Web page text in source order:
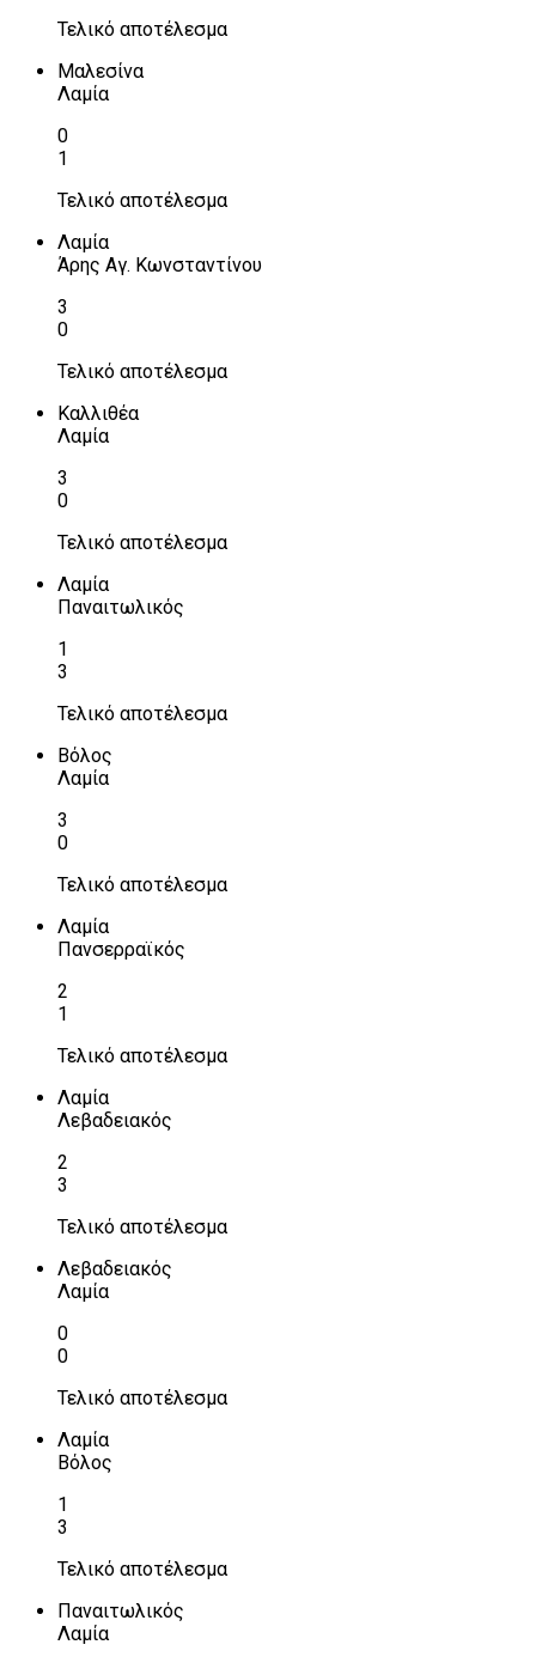
Τελικό αποτέλεσμα
Μαλεσίνα
Λαμία
0
1
Τελικό αποτέλεσμα
Λαμία
Άρης Αγ. Κωνσταντίνου
3
0
Τελικό αποτέλεσμα
Καλλιθέα
Λαμία
3
0
Τελικό αποτέλεσμα
Λαμία
Παναιτωλικός
1
3
Τελικό αποτέλεσμα
Βόλος
Λαμία
3
0
Τελικό αποτέλεσμα
Λαμία
Πανσερραϊκός
2
1
Τελικό αποτέλεσμα
Λαμία
Λεβαδειακός
2
3
Τελικό αποτέλεσμα
Λεβαδειακός
Λαμία
0
0
Τελικό αποτέλεσμα
Λαμία
Βόλος
1
3
Τελικό αποτέλεσμα
Παναιτωλικός
Λαμία